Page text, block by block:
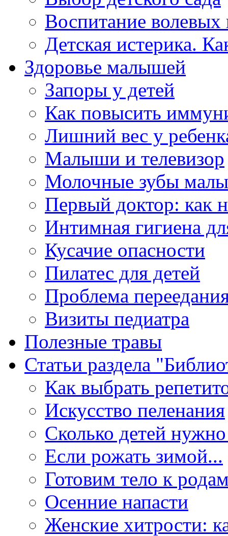
Воспитание волевых
Детская истерика.
Здоровье малышей
Запоры у детей
Как повысить
Лишний вес у
Малыши и телевизор
Молочные зубы
Первый доктор: как
Интимная гигиена
Кусачие опасности
Пилатес для детей
Проблема
Визиты педиатра
Полезные травы
Статьи раздела
Как выбрать
Искусство пеленания
Сколько детей нужно
Если рожать зимой...
Готовим тело к
Осенние напасти
Женские хитрости: